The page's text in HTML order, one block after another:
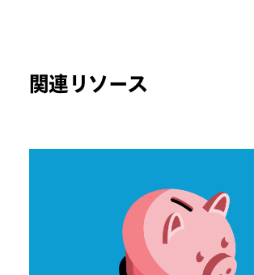
関連リソース